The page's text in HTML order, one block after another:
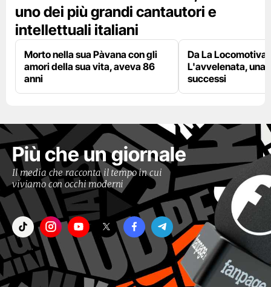
uno dei più grandi cantautori e
intellettuali italiani
Morto nella sua Pàvana con gli
amori della sua vita, aveva 86
anni
Da La Locomotiva
L'avvelenata, una
successi
Più che un giornale
Il media che racconta il tempo in cui
viviamo con occhi moderni